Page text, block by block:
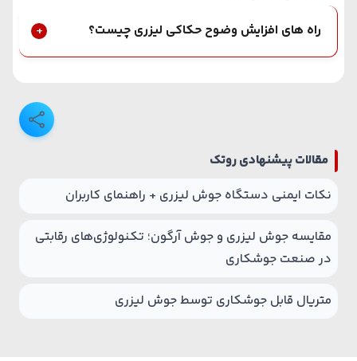
راه‌ های افزایش وضوح حکاکی لیزری چیست؟
مقالات پیشنهادی روتک
نکات ایمنی دستگاه جوش لیزری + راهنمای کاربران
مقایسه جوش لیزری و جوش آرگون؛ تکنولوژی‌های رقابتی
در صنعت جوشکاری
متریال قابل جوشکاری توسط جوش لیزری